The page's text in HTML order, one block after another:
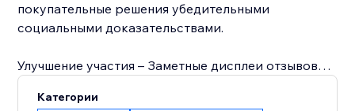
покупательные решения убедительными
социальными доказательствами.
Улучшение участия – Заметные дисплеи отзывов
Категории